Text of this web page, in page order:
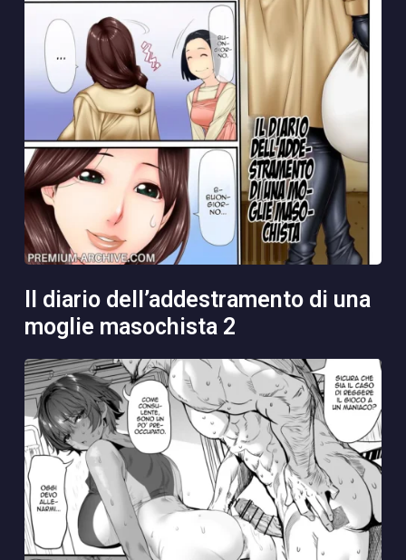
moglie masochista 2